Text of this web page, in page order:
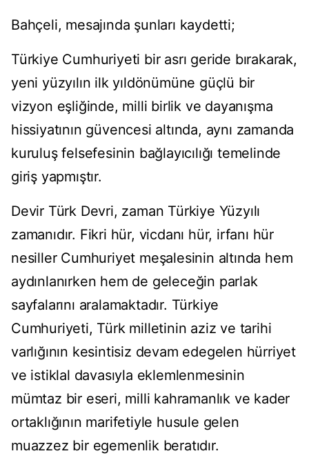
Bahçeli, mesajında şunları kaydetti;
Türkiye Cumhuriyeti bir asrı geride bırakarak,
yeni yüzyılın ilk yıldönümüne güçlü bir
vizyon eşliğinde, milli birlik ve dayanışma
hissiyatının güvencesi altında, aynı zamanda
kuruluş felsefesinin bağlayıcılığı temelinde
giriş yapmıştır.
Devir Türk Devri, zaman Türkiye Yüzyılı
zamanıdır. Fikri hür, vicdanı hür, irfanı hür
nesiller Cumhuriyet meşalesinin altında hem
aydınlanırken hem de geleceğin parlak
sayfalarını aralamaktadır. Türkiye
Cumhuriyeti, Türk milletinin aziz ve tarihi
varlığının kesintisiz devam edegelen hürriyet
ve istiklal davasıyla eklemlenmesinin
mümtaz bir eseri, milli kahramanlık ve kader
ortaklığının marifetiyle husule gelen
muazzez bir egemenlik beratıdır.